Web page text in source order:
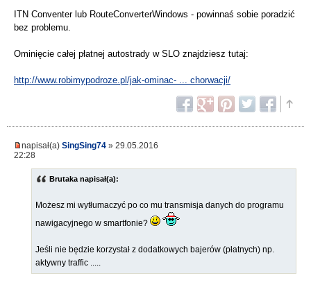
ITN Conventer lub RouteConverterWindows - powinnaś sobie poradzić
bez problemu.
Ominięcie całej płatnej autostrady w SLO znajdziesz tutaj:
http://www.robimypodroze.pl/jak-ominac- ... chorwacji/
napisał(a) SingSing74 » 29.05.2016
22:28
Brutaka napisał(a):
Możesz mi wytłumaczyć po co mu transmisja danych do programu
nawigacyjnego w smartfonie?
Jeśli nie będzie korzystał z dodatkowych bajerów (płatnych) np.
aktywny traffic .....